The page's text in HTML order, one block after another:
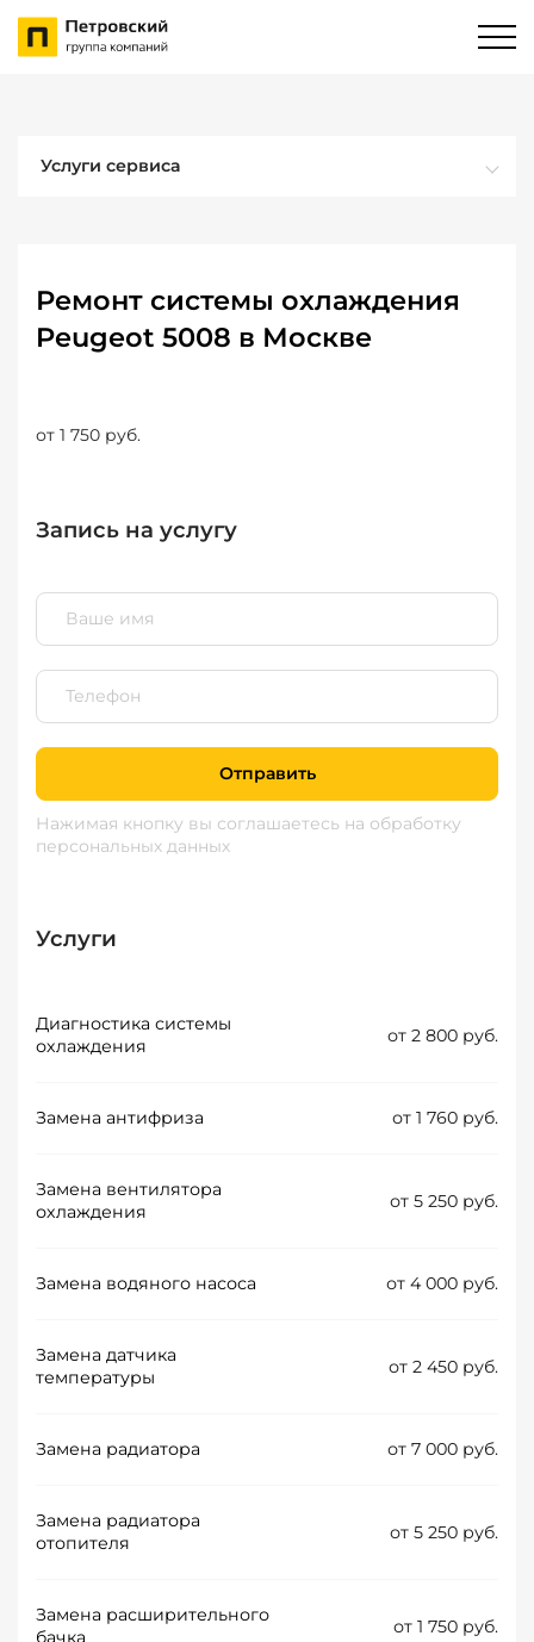
Услуги сервиса
Ремонт системы охлаждения
Peugeot 5008 в Москве
от 1 750 руб.
Запись на услугу
Отправить
Нажимая кнопку вы соглашаетесь на обработку
персональных данных
Услуги
Диагностика системы
охлаждения
от 2 800 руб.
Замена антифриза от 1 760 руб.
Замена вентилятора
охлаждения
от 5 250 руб.
Замена водяного насоса от 4 000 руб.
Замена датчика
температуры
от 2 450 руб.
Замена радиатора от 7 000 руб.
Замена радиатора
отопителя
от 5 250 руб.
Замена расширительного
бачка
от 1 750 руб.